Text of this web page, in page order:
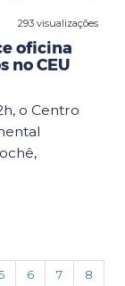
293 visualizações
oficina
no CEU
o Centro
6 7
8